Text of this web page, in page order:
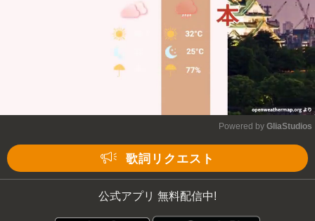
Powered by GliaStudios
歌詞リクエスト
公式アプリ 無料配信中!